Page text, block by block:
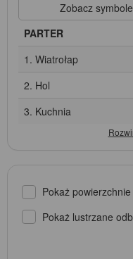
Zobacz
PARTER
1. Wiatrołap
2. Hol
3. Kuchnia
Pokaż
Pokaż lustrzane